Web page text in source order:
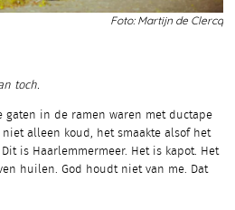
Foto: Martijn de Clercq
toch.
gaten in de ramen waren met ductape
alleen koud, het smaakte alsof het
is Haarlemmermeer. Het is kapot. Het
huilen. God houdt niet van me. Dat